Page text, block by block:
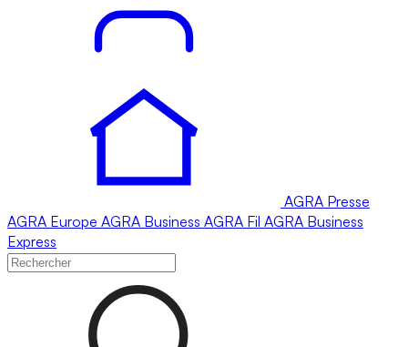
AGRA Presse
AGRA Europe AGRA Business AGRA Fil AGRA Business
Express